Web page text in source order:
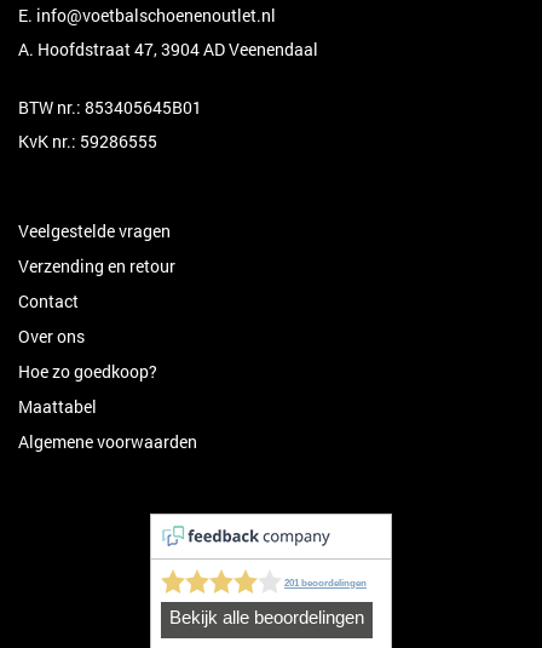
E. info@voetbalschoenenoutlet.nl
A. Hoofdstraat 47, 3904 AD Veenendaal
BTW nr.: 853405645B01
KvK nr.: 59286555
Veelgestelde vragen
Verzending en retour
Contact
Over ons
Hoe zo goedkoop?
Maattabel
Algemene voorwaarden